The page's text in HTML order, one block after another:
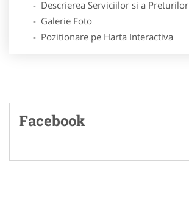
- Descrierea Serviciilor si a Preturilor
- Galerie Foto
- Pozitionare pe Harta Interactiva
Facebook